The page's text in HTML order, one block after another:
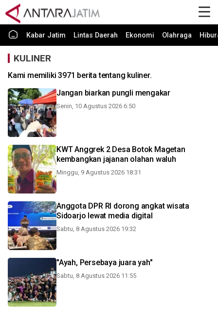
Kabar Jatim Lintas Daerah Ekonomi Olahraga
KULINER
Kami memiliki 3971 berita tentang kuliner.
Jangan biarkan pungli mengakar
Senin, 10 Agustus 2026 6:50
KWT Anggrek 2 Desa Botok Magetan
kembangkan jajanan olahan waluh
Minggu, 9 Agustus 2026 18:31
Anggota DPR RI dorong angkat wisata
Sidoarjo lewat media digital
Sabtu, 8 Agustus 2026 19:32
"Ayah, Persebaya juara yah"
Sabtu, 8 Agustus 2026 11:55